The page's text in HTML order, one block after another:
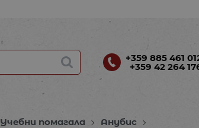
+359 885 461
+359 42 264
Учебни помагала
Анубис